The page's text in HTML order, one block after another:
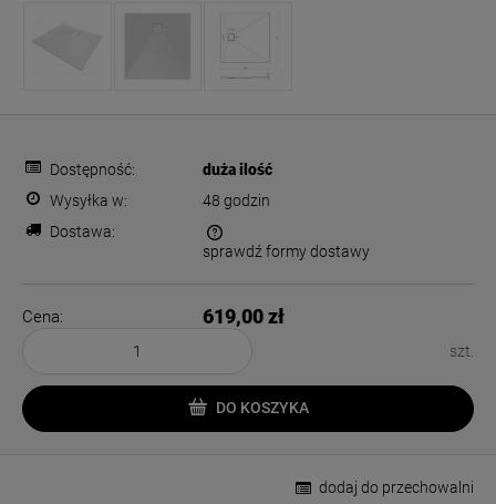
Dostępność:
duża ilość
Wysyłka w:
48 godzin
Dostawa:
Cena nie zawiera ewentualnych kosztów płatności
sprawdź formy dostawy
Cena: 619,00 zł
szt.
DO KOSZYKA
dodaj do przechowalni